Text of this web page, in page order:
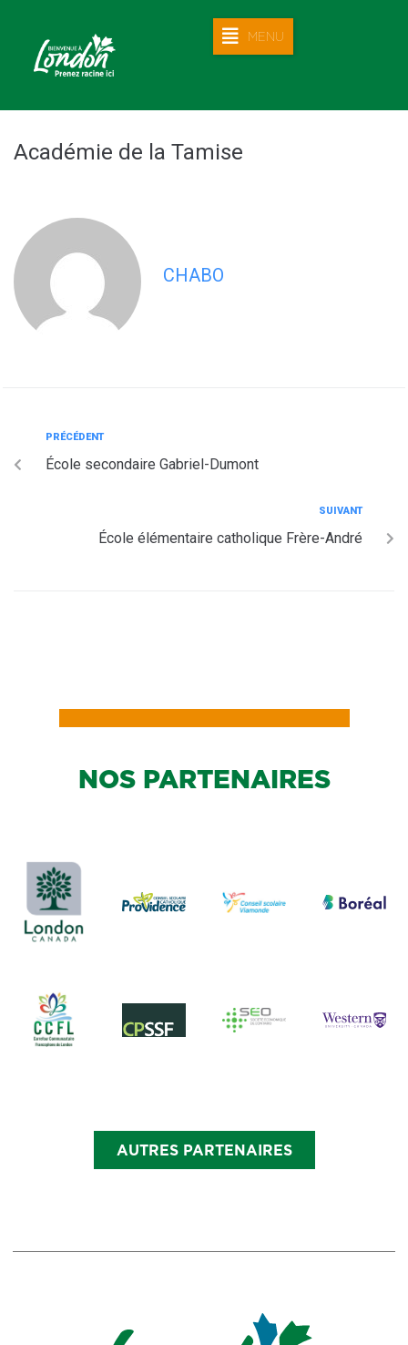
MENU
Académie de la Tamise
CHABO
PRÉCÉDENT
École secondaire Gabriel-Dumont
SUIVANT
École élémentaire catholique Frère-André
NOS PARTENAIRES
AUTRES PARTENAIRES